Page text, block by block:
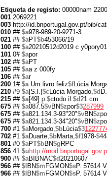
Etiqueta de registo: 00000nam
001 2069221
003 http://id.bnportugal.gov.pt/bib/
010 ## $a978-989-20-9271-3
021 ## $aPT$b453066/19
100 ## $a20210512d2019 c
101 0# $apor
102 ## $aPT
105 ## $aa z 000fy
106 ## $ar
200 1# $aUm livro feliz$fLúcia
210 #9 $a[S.l.]$cLúcia Morgado,$d
215 ## $a[49] p.$ctodo il.$d21 cm
675 ## $a087.5$vBN$zpor$3287999
675 ## $a821.134.3-93"20"$vBN$z
675 ## $a821.134.3-34"20"$vBN$z
700 #1 $aMorgado,$bLúcia$3
702 #1 $aDuarte,$bMarta,$f1978-$4
801 #0 $aPT$bBN$g RPC
856 41 $u http://
900 ## $aBIBNAC$d20210607
966 ## $l BN$m FGMON$sP. 57614
966 ## $l BN$m FGMON$sP. 57614